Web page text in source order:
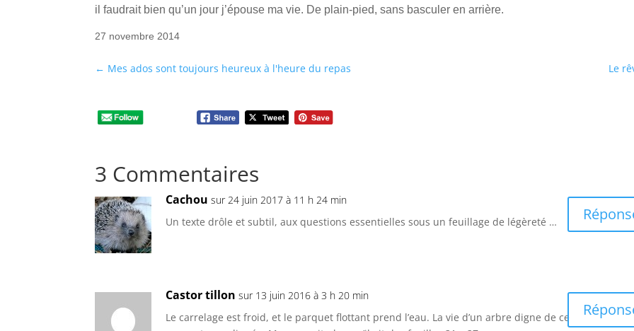
il faudrait bien qu’un jour j’épouse ma vie. De plain-pied, sans basculer en arrière.
27 novembre 2014
← Mes ados sont toujours heureux à l'heure du repas Le
3 Commentaires
Cachou sur 24 juin 2017 à 11 h 24 min
Un texte drôle et subtil, aux questions essentielles sous un feuillage de légèreté …
Castor tillon sur 13 juin 2016 à 3 h 20 min
Le carrelage est froid, et le parquet flottant prend l’eau. La vie d’un arbre digne de ce